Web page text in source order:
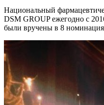
Национальный
DSM GROUP ежегодно с
были вручены в 8